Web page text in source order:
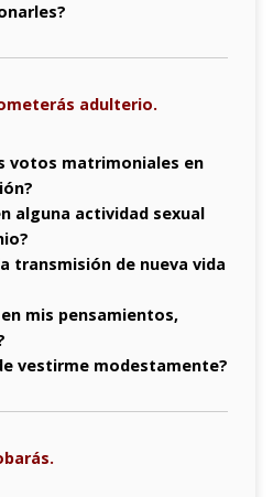
adulterio.
votos matrimoniales en
alguna actividad sexual
transmisión de nueva vida
mis pensamientos,
vestirme modestamente?